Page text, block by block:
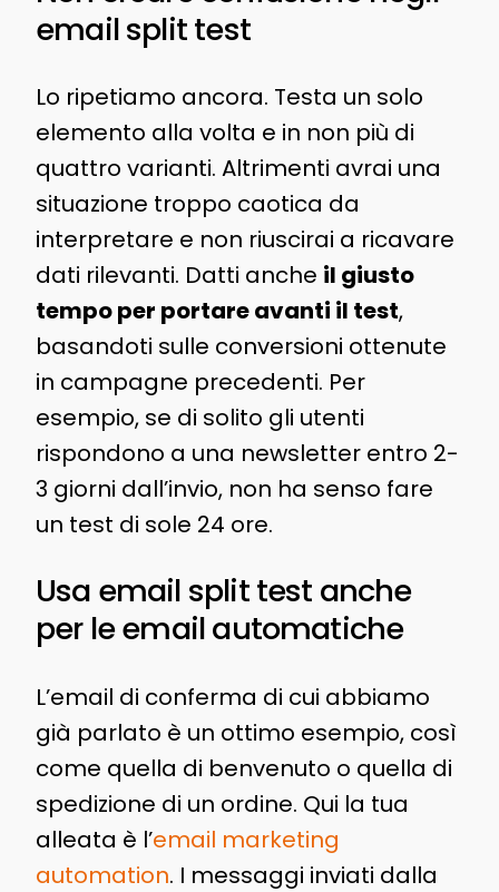
email split test
Lo ripetiamo ancora. Testa un solo
elemento alla volta e in non più di
quattro varianti. Altrimenti avrai una
situazione troppo caotica da
interpretare e non riuscirai a ricavare
dati rilevanti. Datti anche il giusto
tempo per portare avanti il test,
basandoti sulle conversioni ottenute
in campagne precedenti. Per
esempio, se di solito gli utenti
rispondono a una newsletter entro 2-
3 giorni dall’invio, non ha senso fare
un test di sole 24 ore.
Usa email split test anche
per le email automatiche
L’email di conferma di cui abbiamo
già parlato è un ottimo esempio, così
come quella di benvenuto o quella di
spedizione di un ordine. Qui la tua
alleata è l’email marketing
automation. I messaggi inviati dalla